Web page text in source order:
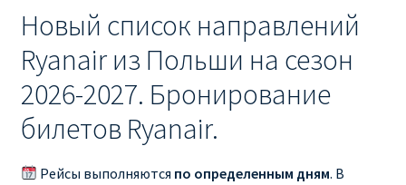
Ryanair направления, акции
Ryanair онлайн регистрация
Ryanair ошибка в фамилии, имени
Новый список направлений
Ryanair из Польши на сезон
2026-2027. Бронирование
билетов Ryanair.
Рейсы выполняются по определенным дням. В